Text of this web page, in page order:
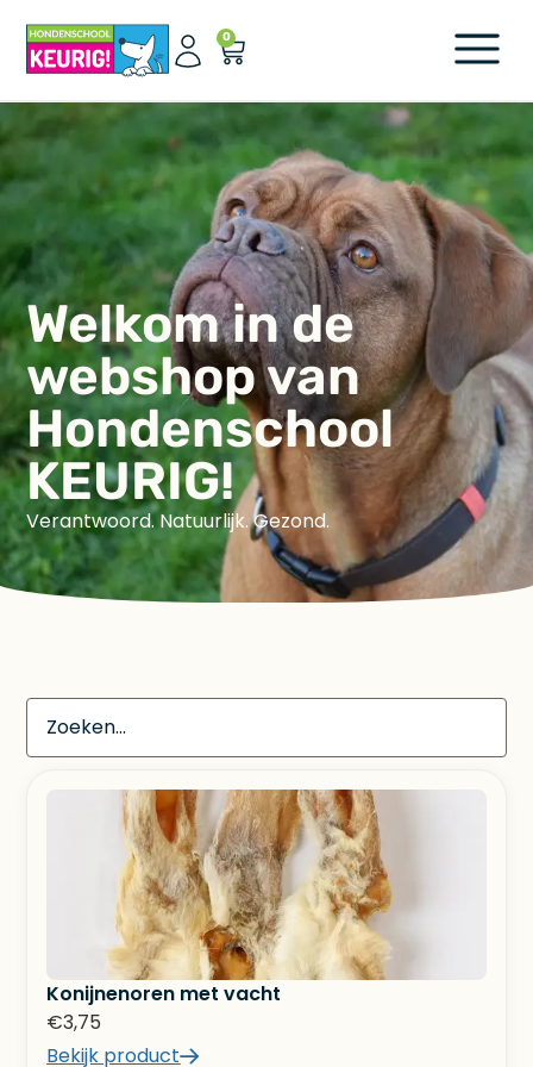
0
Welkom in de
webshop van
Hondenschool
KEURIG!
Verantwoord. Natuurlijk. Gezond.
Konijnenoren met vacht
€3,75
Bekijk product